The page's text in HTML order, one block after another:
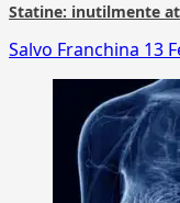
Statine: inutilmente
Salvo Franchina 13